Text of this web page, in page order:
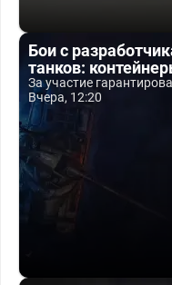
Бои с
танков:
За участие
Вчера, 12:20